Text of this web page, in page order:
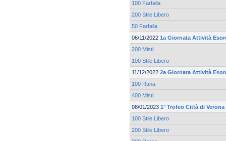
100 Farfalla
200 Stile Libero
50 Farfalla
06/11/2022 1a Giornata Attività
200 Misti
100 Stile Libero
11/12/2022 2a Giornata Attività
100 Rana
400 Misti
08/01/2023 1° Trofeo Città di Verona
100 Stile Libero
200 Stile Libero